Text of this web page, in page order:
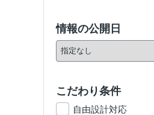
情報の公開日
こだわり条件
自由設計対応